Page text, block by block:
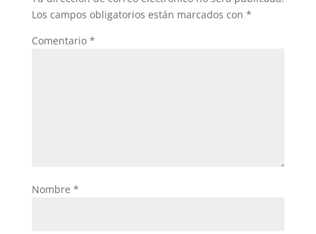
Los campos obligatorios están marcados con *
Comentario *
Nombre *